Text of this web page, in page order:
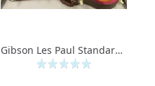
Gibson Les Paul Standard 60s Figured Top Honey Amber